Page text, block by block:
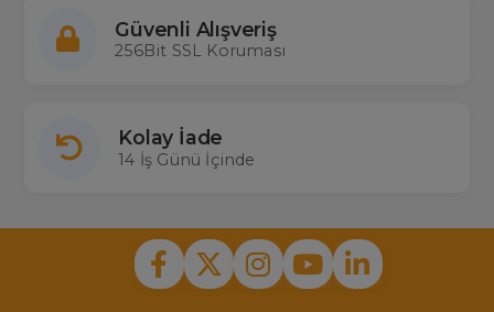
Güvenli Alışveriş
256Bit SSL Koruması
Kolay İade
14 İş Günü İçinde